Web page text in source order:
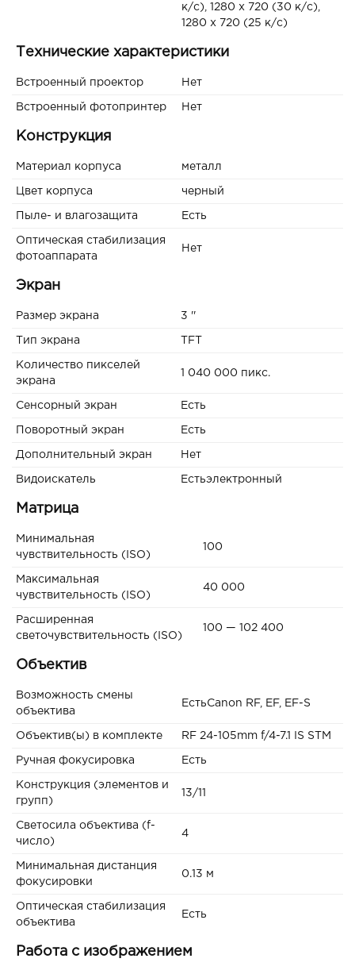
к/с), 1280 x 720 (30 к/с),
1280 x 720 (25 к/с)
Технические характеристики
Встроенный проектор Нет
Встроенный фотопринтер Нет
Конструкция
Материал корпуса металл
Цвет корпуса черный
Пыле- и влагозащита Есть
Оптическая стабилизация
фотоаппарата
Нет
Экран
Размер экрана 3 ''
Тип экрана TFT
Количество пикселей
экрана
1 040 000 пикс.
Сенсорный экран Есть
Поворотный экран Есть
Дополнительный экран Нет
Видоискатель Естьэлектронный
Матрица
Минимальная
чувствительность (ISO)
100
Максимальная
чувствительность (ISO)
40 000
Расширенная
светочувствительность (ISO)
100 — 102 400
Объектив
Возможность смены
объектива
ЕстьCanon RF, EF, EF-S
Объектив(ы) в комплекте RF 24-105mm f/4-7.1 IS STM
Ручная фокусировка Есть
Конструкция (элементов и
групп)
13/11
Светосила объектива (f-
число)
4
Минимальная дистанция
фокусировки
0.13 м
Оптическая стабилизация
объектива
Есть
Работа с изображением